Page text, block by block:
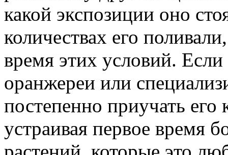
какой экспозиции оно
количествах его
время этих условий. Если
оранжереи или
постепенно приучать
устраивая первое время